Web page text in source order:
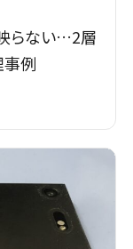
らない…2層
例